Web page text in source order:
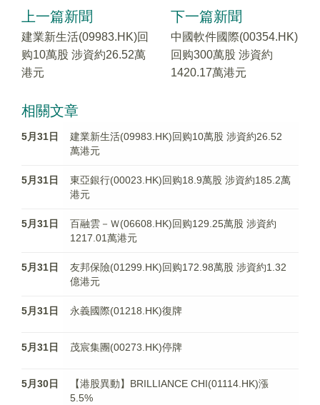
上一篇新聞
建業新生活(09983.HK)回
购10萬股 涉資約26.52萬
港元
下一篇新聞
中國軟件國際(00354.HK)
回购300萬股 涉資約
1420.17萬港元
相關文章
5月31日
建業新生活(09983.HK)回购10萬股 涉資約26.52
萬港元
5月31日
東亞銀行(00023.HK)回购18.9萬股 涉資約185.2萬
港元
5月31日
百融雲－Ｗ(06608.HK)回购129.25萬股 涉資約
1217.01萬港元
5月31日
友邦保險(01299.HK)回购172.98萬股 涉資約1.32
億港元
5月31日 永義國際(01218.HK)復牌
5月31日 茂宸集團(00273.HK)停牌
5月30日
【港股異動】BRILLIANCE CHI(01114.HK)漲
5.5%